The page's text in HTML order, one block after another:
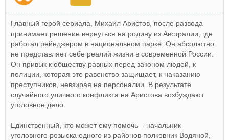
Главный герой сериала, Михаил Аристов, после развода
принимает решение вернуться на родину из Австралии, где
работал рейнджером в национальном парке. Он абсолютно
не представляет себе реалий жизни в современной России.
Он привык к обществу равных перед законом людей, к
полиции, которая это равенство защищает, к наказанию
преступников, невзирая на персоналии. В результате
случайного уличного конфликта на Аристова возбуждают
уголовное дело.
Единственный, кто может ему помочь – начальник
уголовного розыска одного из районов полковник Водяной,